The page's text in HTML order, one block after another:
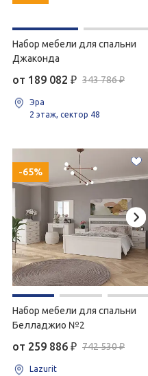
Набор мебели для спальни
Джаконда
от 189 082 ₽ 343 786 ₽
Эра
2 этаж, сектор 48
-65%
Набор мебели для спальни
Белладжио №2
от 259 886 ₽ 742 530 ₽
Lazurit